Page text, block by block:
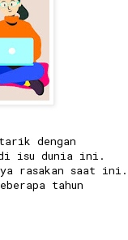
dengan
isu dunia ini.
rasakan saat ini.
tahun